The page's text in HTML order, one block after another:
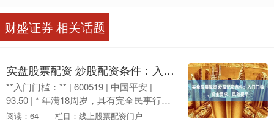
财盛证券 相关话题
实盘股票配资 炒股配资条件：入门门槛、资金要求、风险提示
**入门门槛：** | 600519 | 中国平安 |
93.50 | * 年满18周岁，具有完全民事行为
能力 * 拥有证券账户，并已开通融资融券
阅读：64 栏目：线上股票配资门户